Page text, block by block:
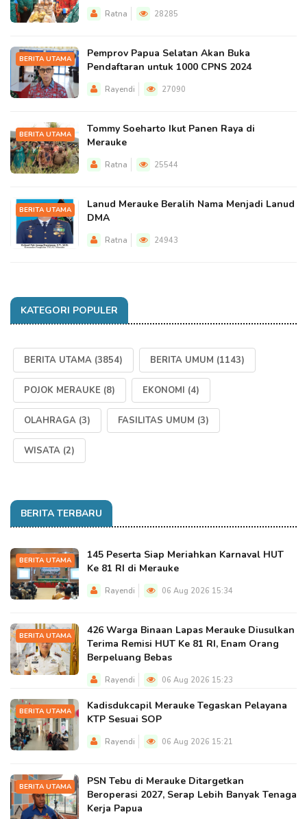
Ratna 28285
BERITA UTAMA
Pemprov Papua Selatan Akan Buka
Pendaftaran untuk 1000 CPNS 2024
Rayendi 27090
BERITA UTAMA
Tommy Soeharto Ikut Panen Raya di
Merauke
Ratna 25544
BERITA UTAMA
Lanud Merauke Beralih Nama Menjadi Lanud
DMA
Ratna 24943
KATEGORI POPULER
BERITA UTAMA (3854) BERITA UMUM (1143)
POJOK MERAUKE (8) EKONOMI (4)
OLAHRAGA (3) FASILITAS UMUM (3)
WISATA (2)
BERITA TERBARU
BERITA UTAMA
145 Peserta Siap Meriahkan Karnaval HUT
Ke 81 RI di Merauke
Rayendi 06 Aug 2026 15:34
BERITA UTAMA
426 Warga Binaan Lapas Merauke Diusulkan
Terima Remisi HUT Ke 81 RI, Enam Orang
Berpeluang Bebas
Rayendi 06 Aug 2026 15:23
BERITA UTAMA
Kadisdukcapil Merauke Tegaskan Pelayana
KTP Sesuai SOP
Rayendi 06 Aug 2026 15:21
BERITA UTAMA
PSN Tebu di Merauke Ditargetkan
Beroperasi 2027, Serap Lebih Banyak Tenaga
Kerja Papua